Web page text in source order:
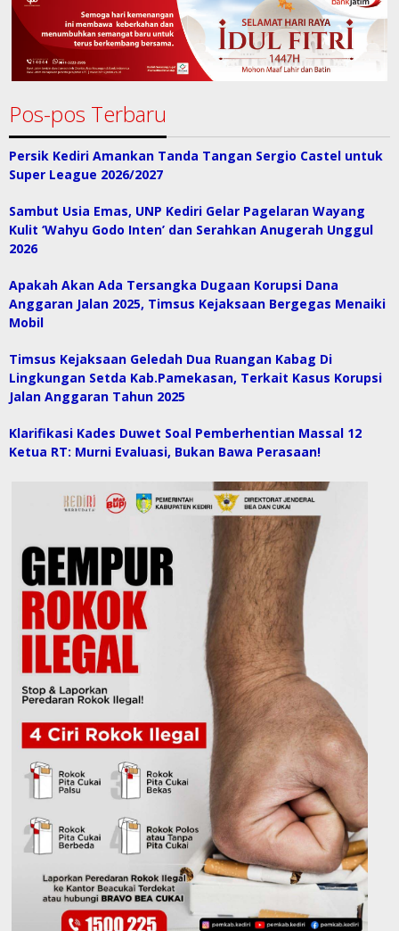
Pos-pos Terbaru
Persik Kediri Amankan Tanda Tangan Sergio Castel untuk
Super League 2026/2027
Sambut Usia Emas, UNP Kediri Gelar Pagelaran Wayang
Kulit ‘Wahyu Godo Inten’ dan Serahkan Anugerah Unggul
2026
Apakah Akan Ada Tersangka Dugaan Korupsi Dana
Anggaran Jalan 2025, Timsus Kejaksaan Bergegas Menaiki
Mobil
Timsus Kejaksaan Geledah Dua Ruangan Kabag Di
Lingkungan Setda Kab.Pamekasan, Terkait Kasus Korupsi
Jalan Anggaran Tahun 2025
Klarifikasi Kades Duwet Soal Pemberhentian Massal 12
Ketua RT: Murni Evaluasi, Bukan Bawa Perasaan!